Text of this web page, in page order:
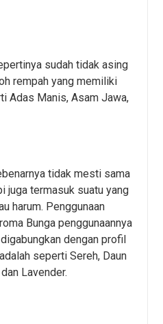
sudah tidak asing
rempah yang memiliki
Adas Manis, Asam Jawa,
tidak mesti sama
juga termasuk suatu yang
harum. Penggunaan
Bunga penggunaannya
dengan profil
seperti Sereh, Daun
Lavender.